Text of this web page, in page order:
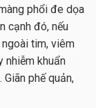
phổi đe dọa
cạnh đó, nếu
tim, viêm
nhiễm khuẩn
phế quản,